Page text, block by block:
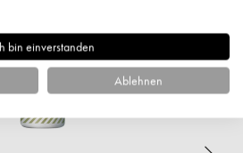
bin einverstanden
Ablehnen